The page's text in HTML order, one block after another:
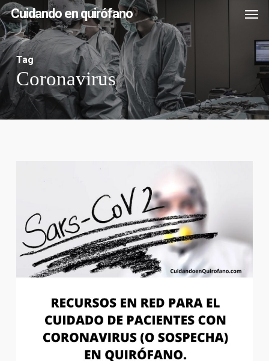
Skip
to
main
content
Cuidando en quirófano
Tag
Coronavirus